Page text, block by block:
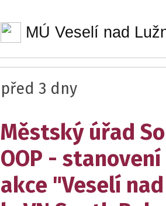
MÚ Veselí nad
před 3 dny
Městský úřad
OOP -
akce "Veselí